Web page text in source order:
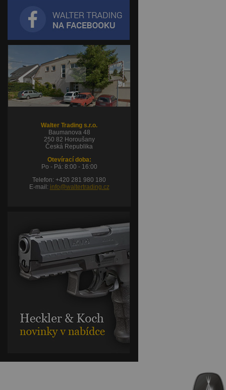
Walter Trading s.r.o.
Baumanova 48
250 82 Horoušany
Česká Republika
Otevírací doba:
Po - Pá: 8:00 - 16:00
Telefon: +420 281 980 180
E-mail: info@waltertrading.cz